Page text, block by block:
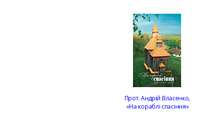
Прот. Андрій Власенко,
«На кораблі спасіння»